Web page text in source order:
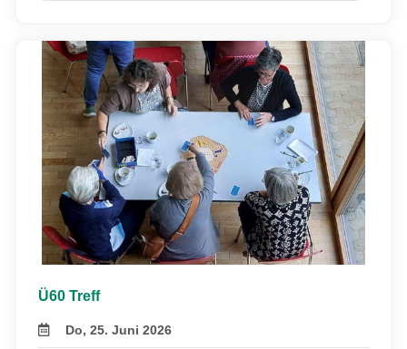
Ü60 Treff
Do, 25. Juni 2026